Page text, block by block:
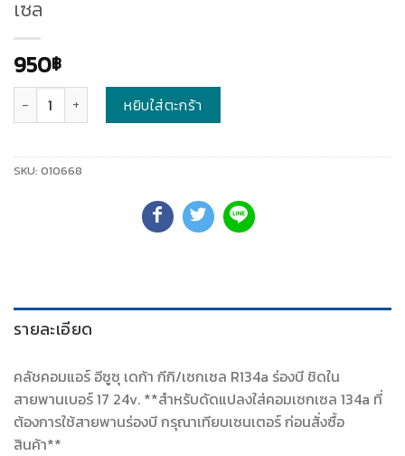
เซล
950฿
หยิบใส่ตะกร้า
SKU: 010668
รายละเอียด
คลัชคอมแอร์ อีซูซุ เดก้า กีกิ/เซกเซล R134a ร่องบี ชิดใน
สายพานเบอร์ 17 24v. **สำหรับดัดแปลงใส่คอมเซกเซล 134a ที่
ต้องการใช้สายพานร่องบี กรุณาเทียบเซนเตอร์ ก่อนสั่งซื้อ
สินค้า**